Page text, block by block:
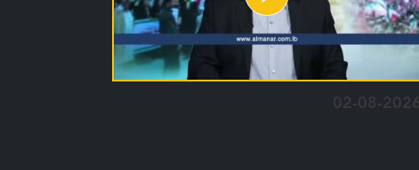
02-08-2026